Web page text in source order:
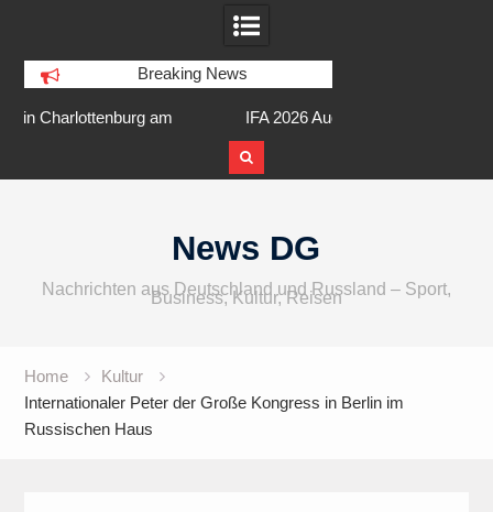
Breaking News
IFA 2026 Audio wird größer,
internationaler und vielfältiger
News DG
Nachrichten aus Deutschland und Russland – Sport,
Business, Kultur, Reisen
Home
Kultur
Internationaler Peter der Große Kongress in Berlin im
Russischen Haus